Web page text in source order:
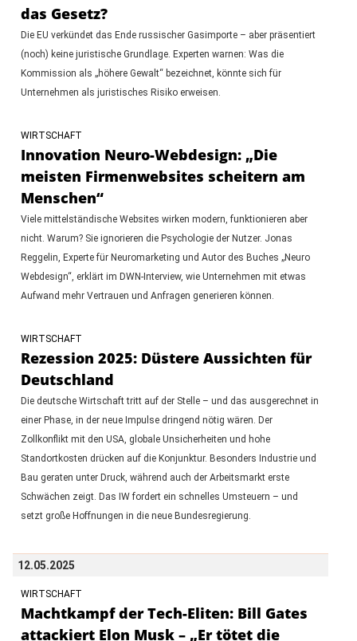
das Gesetz?
Die EU verkündet das Ende russischer Gasimporte – aber präsentiert
(noch) keine juristische Grundlage. Experten warnen: Was die
Kommission als „höhere Gewalt“ bezeichnet, könnte sich für
Unternehmen als juristisches Risiko erweisen.
WIRTSCHAFT
Innovation Neuro-Webdesign: „Die
meisten Firmenwebsites scheitern am
Menschen“
Viele mittelständische Websites wirken modern, funktionieren aber
nicht. Warum? Sie ignorieren die Psychologie der Nutzer. Jonas
Reggelin, Experte für Neuromarketing und Autor des Buches „Neuro
Webdesign“, erklärt im DWN-Interview, wie Unternehmen mit etwas
Aufwand mehr Vertrauen und Anfragen generieren können.
WIRTSCHAFT
Rezession 2025: Düstere Aussichten für
Deutschland
Die deutsche Wirtschaft tritt auf der Stelle – und das ausgerechnet in
einer Phase, in der neue Impulse dringend nötig wären. Der
Zollkonflikt mit den USA, globale Unsicherheiten und hohe
Standortkosten drücken auf die Konjunktur. Besonders Industrie und
Bau geraten unter Druck, während auch der Arbeitsmarkt erste
Schwächen zeigt. Das IW fordert ein schnelles Umsteuern – und
setzt große Hoffnungen in die neue Bundesregierung.
12.05.2025
WIRTSCHAFT
Machtkampf der Tech-Eliten: Bill Gates
attackiert Elon Musk – „Er tötet die